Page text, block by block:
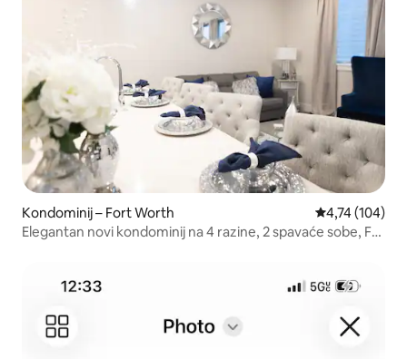
Kondominij – Fort Worth Prosječna
4,74 (104)
Elegantan novi kondominij na 4 razine, 2 spavaće sobe, FW